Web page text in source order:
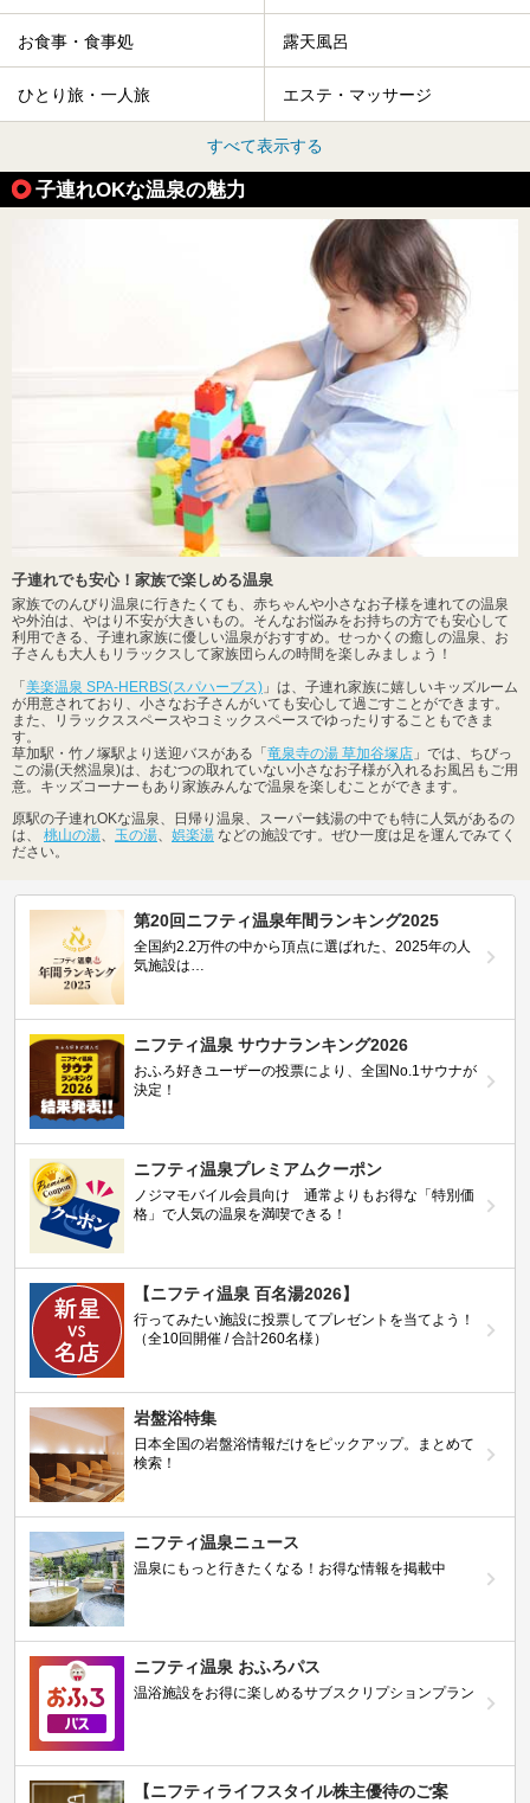
お食事・食事処 露天風呂
ひとり旅・一人旅 エステ・マッサージ
すべて表示する
子連れOKな温泉の魅力
子連れでも安心！家族で楽しめる温泉
家族でのんびり温泉に行きたくても、赤ちゃんや小さなお子様を連れての温泉
や外泊は、やはり不安が大きいもの。そんなお悩みをお持ちの方でも安心して
利用できる、子連れ家族に優しい温泉がおすすめ。せっかくの癒しの温泉、お
子さんも大人もリラックスして家族団らんの時間を楽しみましょう！
「美楽温泉 SPA-HERBS(スパハーブス) 」は、子連れ家族に嬉しいキッズルーム
が用意されており、小さなお子さんがいても安心して過ごすことができます。
また、リラックススペースやコミックスペースでゆったりすることもできま
す。
草加駅・竹ノ塚駅より送迎バスがある「竜泉寺の湯 草加谷塚店 」では、ちびっ
この湯(天然温泉)は、おむつの取れていない小さなお子様が入れるお風呂もご用
意。キッズコーナーもあり家族みんなで温泉を楽しむことができます。
原駅の子連れOKな温泉、日帰り温泉、スーパー銭湯の中でも特に人気があるの
は、 桃山の湯 玉の湯 娯楽湯 などの施設です。ぜひ一度は足を運んでみてく
ださい。
第20回ニフティ温泉年間ランキング2025
全国約2.2万件の中から頂点に選ばれた、2025年の人
気施設は…
ニフティ温泉 サウナランキング2026
おふろ好きユーザーの投票により、全国No.1サウナが
決定！
ニフティ温泉プレミアムクーポン
ノジマモバイル会員向け 通常よりもお得な「特別価
格」で人気の温泉を満喫できる！
【ニフティ温泉 百名湯2026】
行ってみたい施設に投票してプレゼントを当てよう！
（全10回開催 / 合計260名様）
岩盤浴特集
日本全国の岩盤浴情報だけをピックアップ。まとめて
検索！
ニフティ温泉ニュース
温泉にもっと行きたくなる！お得な情報を掲載中
ニフティ温泉 おふろパス
温浴施設をお得に楽しめるサブスクリプションプラン
【ニフティライフスタイル株主優待のご案